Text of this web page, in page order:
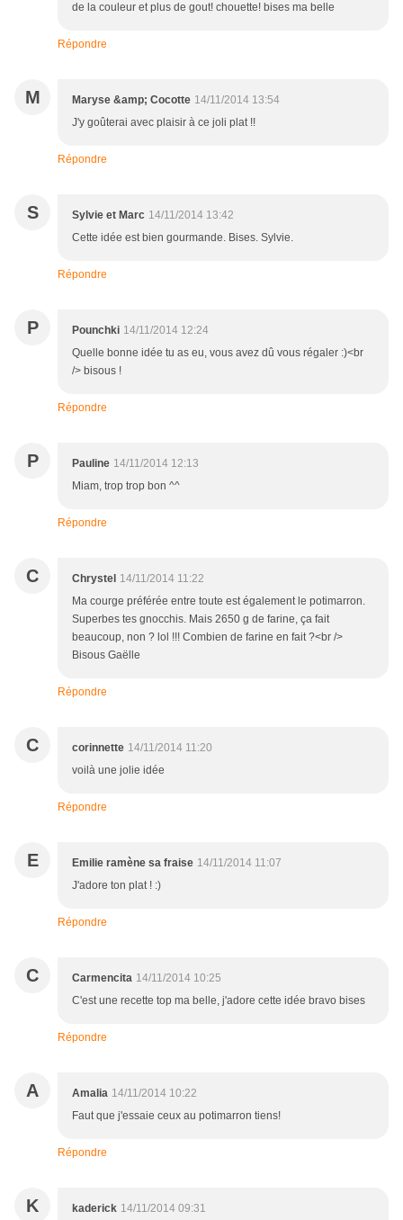
de la couleur et plus de gout! chouette! bises ma belle
Répondre
M Maryse &amp; Cocotte 14/11/2014 13:54
J'y goûterai avec plaisir à ce joli plat !!
Répondre
S Sylvie et Marc 14/11/2014 13:42
Cette idée est bien gourmande. Bises. Sylvie.
Répondre
P Pounchki 14/11/2014 12:24
Quelle bonne idée tu as eu, vous avez dû vous régaler :)<br
/> bisous !
Répondre
P Pauline 14/11/2014 12:13
Miam, trop trop bon ^^
Répondre
C Chrystel 14/11/2014 11:22
Ma courge préférée entre toute est également le potimarron.
Superbes tes gnocchis. Mais 2650 g de farine, ça fait
beaucoup, non ? lol !!! Combien de farine en fait ?<br />
Bisous Gaëlle
Répondre
C corinnette 14/11/2014 11:20
voilà une jolie idée
Répondre
E Emilie ramène sa fraise 14/11/2014 11:07
J'adore ton plat ! :)
Répondre
C Carmencita 14/11/2014 10:25
C'est une recette top ma belle, j'adore cette idée bravo bises
Répondre
A Amalia 14/11/2014 10:22
Faut que j'essaie ceux au potimarron tiens!
Répondre
K kaderick 14/11/2014 09:31